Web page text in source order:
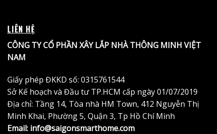
LIÊN HỆ
CÔNG TY CỔ PHẦN XÂY LẮP NHÀ THÔNG MINH VIỆT
NAM
Giấy phép ĐKKD số: 0315761544
Sở Kế hoạch và Đầu tư TP.HCM cấp ngày 01/07/2019
Địa chỉ: Tầng 14, Tòa nhà HM Town, 412 Nguyễn Thị
Minh Khai, Phường 5, Quận 3, Tp Hồ Chí Minh
Email: info@saigonsmarthome.com